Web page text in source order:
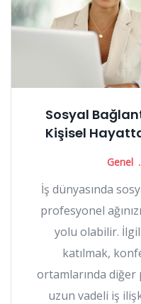
Sosyal
Kişisel
Genel
İş dünyasında
profesyonel
yolu olabilir.
katılmak,
ortamlarında diğer
uzun vadeli iş